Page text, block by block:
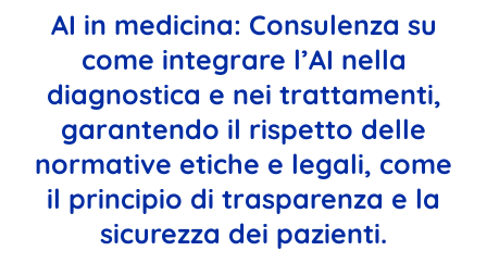
AI in medicina: Consulenza su
come integrare l’AI nella
diagnostica e nei trattamenti,
garantendo il rispetto delle
normative etiche e legali, come
il principio di trasparenza e la
sicurezza dei pazienti.